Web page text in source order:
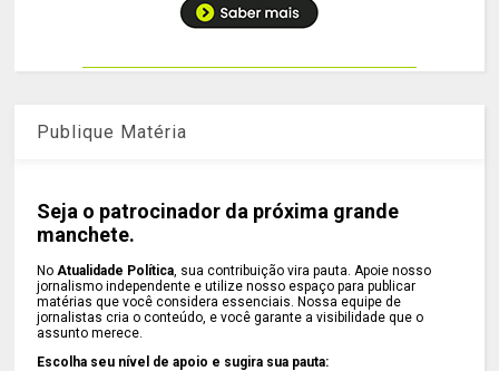
Publique Matéria
Seja o patrocinador da próxima grande
manchete.
NoAtualidade Política, sua contribuição vira pauta. Apoie nosso
jornalismo independente e utilize nosso espaço para publicar
matérias que você considera essenciais. Nossa equipe de
jornalistas cria o conteúdo, e você garante a visibilidade que o
assunto merece.
Escolha seu nível de apoio e sugira sua pauta: